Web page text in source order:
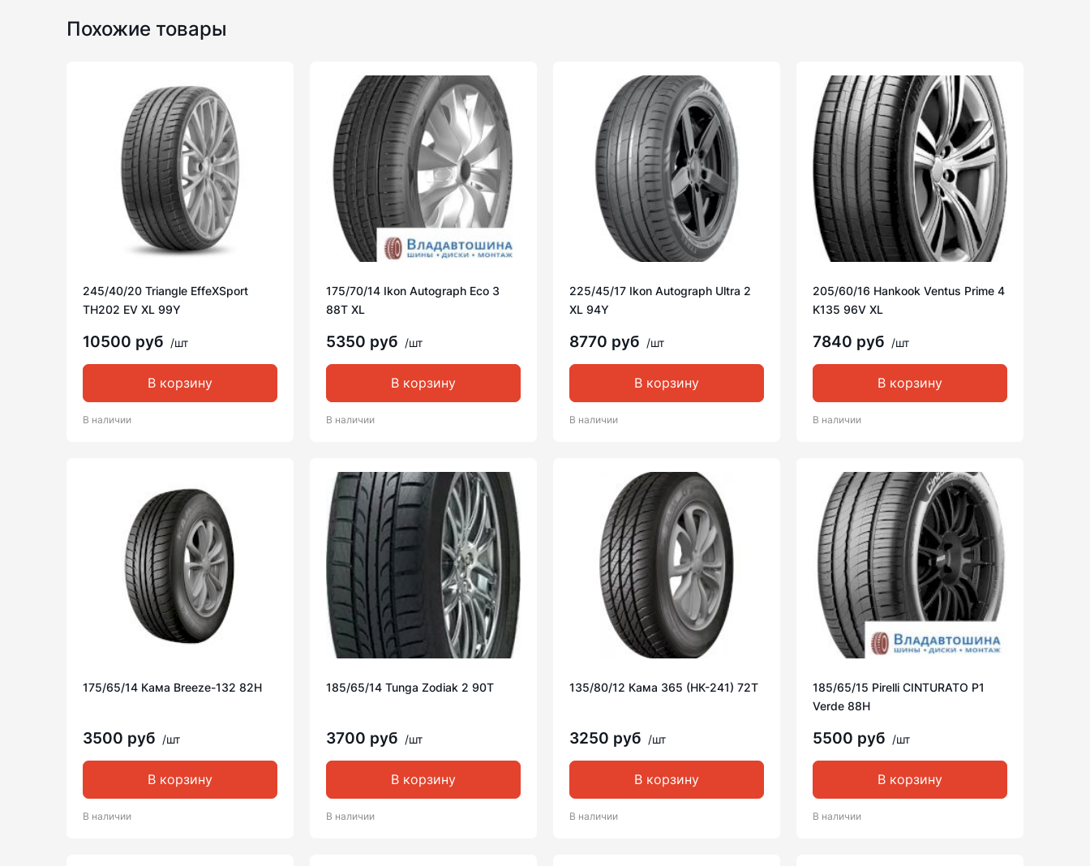
Похожие товары
245/40/20 Triangle EffeXSport
TH202 EV XL 99Y
10500 руб /шт
В корзину
В наличии
175/70/14 Ikon Autograph Eco 3
88T XL
5350 руб /шт
В корзину
В наличии
225/45/17 Ikon Autograph Ultra 2
XL 94Y
8770 руб /шт
В корзину
В наличии
205/60/16 Hankook Ventus Prime 4
K135 96V XL
7840 руб /шт
В корзину
В наличии
175/65/14 Кама Breeze-132 82H
3500 руб /шт
В корзину
В наличии
185/65/14 Tunga Zodiak 2 90T
3700 руб /шт
В корзину
В наличии
135/80/12 Кама 365 (НК-241) 72T
3250 руб /шт
В корзину
В наличии
185/65/15 Pirelli CINTURATO P1
Verde 88H
5500 руб /шт
В корзину
В наличии